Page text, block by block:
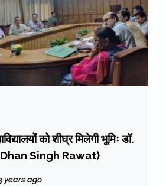
को शीघ्र मिलेगी भूमिः डॉ.
Dhan Singh Rawat)
years ago